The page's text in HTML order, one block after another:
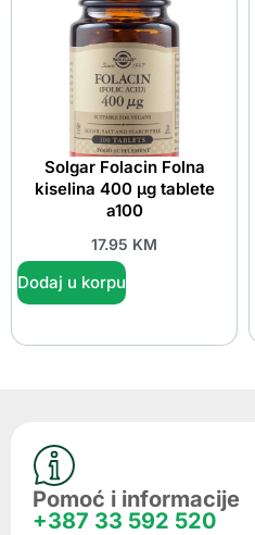
Solgar Folacin Folna
kiselina 400 µg tablete
a100
17.95 KM
Dodaj u korpu
Pomoć i informacije
+387 33 592 520